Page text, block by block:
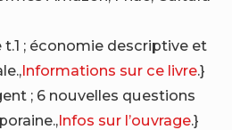
; économie descriptive et
Informations sur ce livre.}
; 6 nouvelles questions
Infos sur l’ouvrage.}